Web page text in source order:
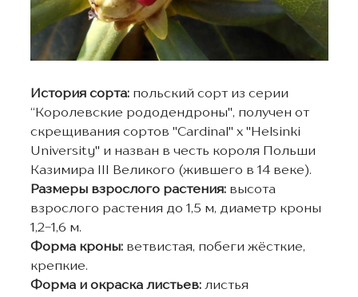
История сорта:польский сорт из серии
“Королевские рододендроны", получен от
скрещивания сортов "Cardinal" x "Helsinki
University" и назван в честь короля Польши
Казимира III Великого (жившего в 14 веке).
Размеры взрослого растения:высота
взрослого растения до 1,5 м, диаметр кроны
1,2-1,6 м.
Форма кроны:ветвистая, побеги жёсткие,
крепкие.
Форма и окраска листьев:листья